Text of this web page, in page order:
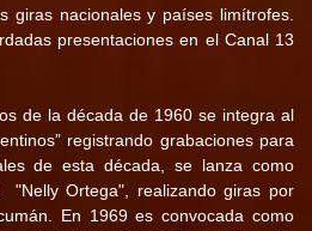
giras nacionales y países limítrofes.
presentaciones en el Canal 13
de la década de 1960 se integra al
registrando grabaciones para
de esta década, se lanza como
"Nelly Ortega", realizando giras por
En 1969 es convocada como